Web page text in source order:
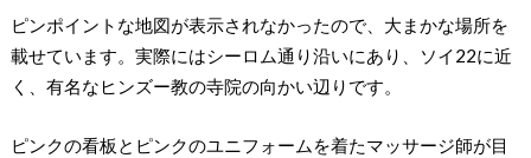
ピンポイントな地図が表示されなかったので、大まかな場所を
載せています。実際にはシーロム通り沿いにあり、ソイ22に近
く、有名なヒンズー教の寺院の向かい辺りです。
ピンクの看板とピンクのユニフォームを着たマッサージ師が目